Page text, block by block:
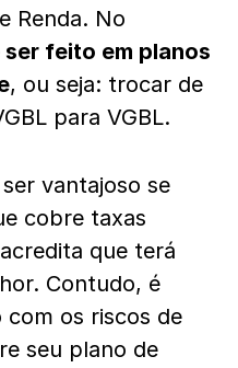
Renda. No
feito em planos
, ou seja: trocar de
para VGBL.
vantajoso se
cobre taxas
que terá
Contudo, é
os riscos de
seu plano de